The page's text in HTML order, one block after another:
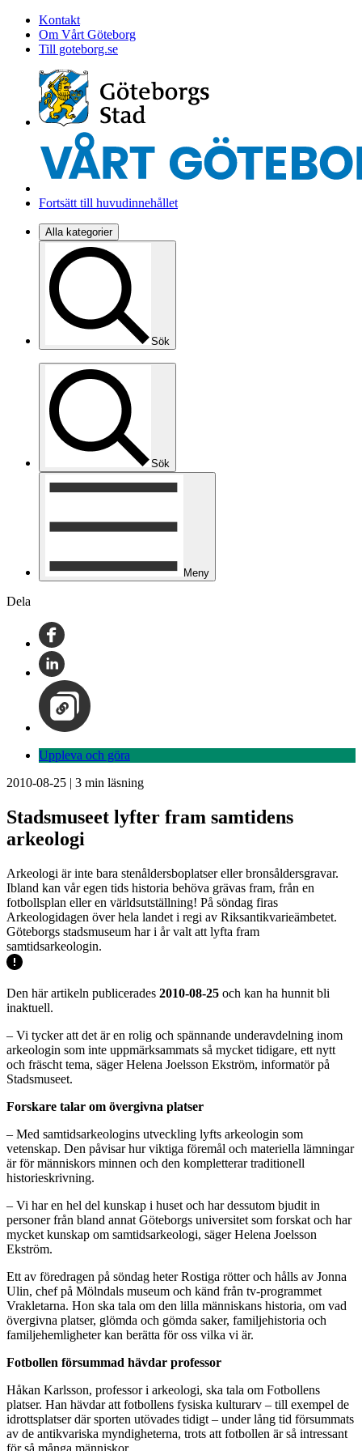
Kontakt
Om Vårt Göteborg
Till goteborg.se
Fortsätt till huvudinnehållet
Alla kategorier
Sök
Sök
Meny
Dela
Uppleva och göra
2010-08-25 | 3 min läsning
Stadsmuseet lyfter fram samtidens
arkeologi
Arkeologi är inte bara stenåldersboplatser eller bronsåldersgravar.
Ibland kan vår egen tids historia behöva grävas fram, från en
fotbollsplan eller en världsutställning! På söndag firas
Arkeologidagen över hela landet i regi av Riksantikvarieämbetet.
Göteborgs stadsmuseum har i år valt att lyfta fram
samtidsarkeologin.
Den här artikeln publicerades 2010-08-25 och kan ha hunnit bli
inaktuell.
– Vi tycker att det är en rolig och spännande underavdelning inom
arkeologin som inte uppmärksammats så mycket tidigare, ett nytt
och fräscht tema, säger Helena Joelsson Ekström, informatör på
Stadsmuseet.
Forskare talar om övergivna platser
– Med samtidsarkeologins utveckling lyfts arkeologin som
vetenskap. Den påvisar hur viktiga föremål och materiella lämningar
är för människors minnen och den kompletterar traditionell
historieskrivning.
– Vi har en hel del kunskap i huset och har dessutom bjudit in
personer från bland annat Göteborgs universitet som forskat och har
mycket kunskap om samtidsarkeologi, säger Helena Joelsson
Ekström.
Ett av föredragen på söndag heter Rostiga rötter och hålls av Jonna
Ulin, chef på Mölndals museum och känd från tv-programmet
Vrakletarna. Hon ska tala om den lilla människans historia, om vad
övergivna platser, glömda och gömda saker, familjehistoria och
familjehemligheter kan berätta för oss vilka vi är.
Fotbollen försummad hävdar professor
Håkan Karlsson, professor i arkeologi, ska tala om Fotbollens
platser. Han hävdar att fotbollens fysiska kulturarv – till exempel de
idrottsplatser där sporten utövades tidigt – under lång tid försummats
av de antikvariska myndigheterna, trots att fotbollen är så intressant
för så många människor.